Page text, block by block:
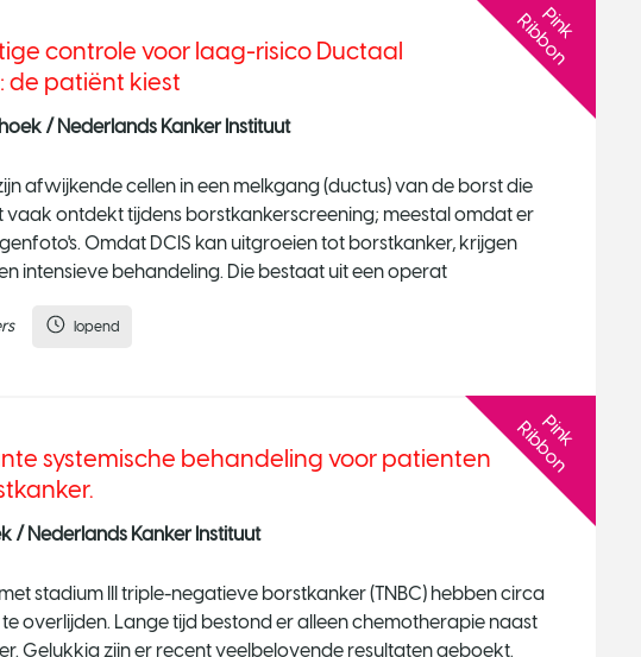
P
i
n
k
R
i
b
b
o
n
controle voor laag-risico Ductaal
de patiënt kiest
/ Nederlands Kanker Instituut
afwijkende cellen in een melkgang (ductus) van de borst die
ontdekt tijdens borstkankerscreening; meestal omdat er
Omdat DCIS kan uitgroeien tot borstkanker, krijgen
intensieve behandeling. Die bestaat uit een operat
lopend
P
i
n
k
R
i
b
b
o
n
systemische behandeling voor patienten
/ Nederlands Kanker Instituut
stadium III triple-negatieve borstkanker (TNBC) hebben circa
overlijden. Lange tijd bestond er alleen chemotherapie naast
Gelukkig zijn er recent veelbelovende resultaten geboekt.